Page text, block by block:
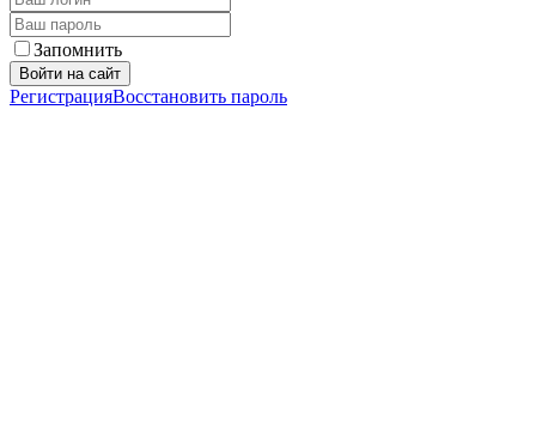
Запомнить
Войти на сайт
РегистрацияВосстановить пароль